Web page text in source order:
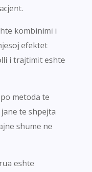
kombinimi i
efektet
i trajtimit eshte
metoda te
te shpejta
shume ne
eshte